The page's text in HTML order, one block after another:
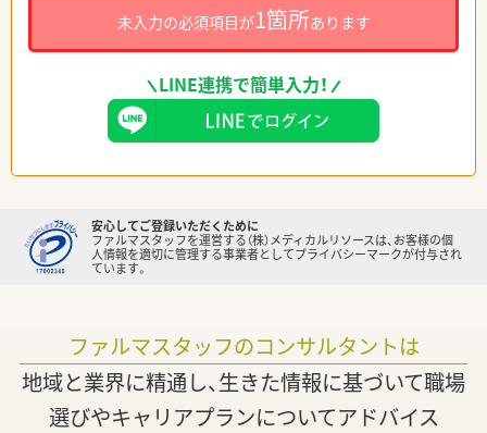
未入力の必須項目が1箇所あります
LINE連携で簡単入力！
安心してご登録いただくために
ファルマスタッフを運営する（株）メディカルリソースは、お客様の個
人情報を適切に管理する事業者としてプライバシーマークが付与され
ています。
ファルマスタッフのコンサルタントは
地域と業界に精通し、生きた情報に基づいて職場
選びやキャリアプランについてアドバイス